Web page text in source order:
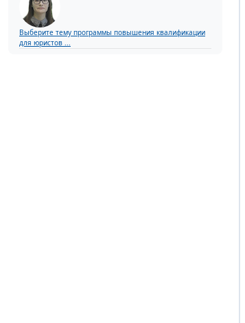
Выберите тему программы повышения квалификации
для юристов ...